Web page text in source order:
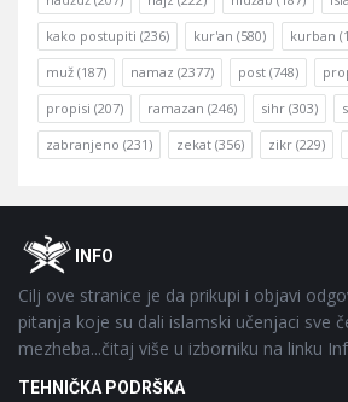
kako postupiti (236) kur'an (580) kurban
muž (187) namaz (2377) post (748)
propisi (207) ramazan (246) sihr (303)
zabranjeno (231) zekat (356) zikr (229)
FooterOINFO
Cilj ove stranice je da prikupi i objavi
pitanja koje su dali islamski učenjaci sve
mezheba...čitaj više u izborniku na linku
TEHNIČKA PODRŠKA